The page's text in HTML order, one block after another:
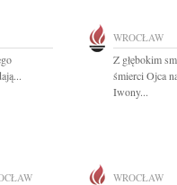
WROCŁAW
Z głębokim
śmierci Ojca
Iwony...
WROCŁAW